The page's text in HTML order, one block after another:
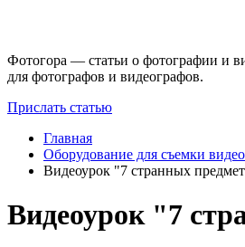
Фотогора — статьи о фотографии и
для фотографов и видеографов.
Прислать статью
Главная
Оборудование для съемки видео
Видеоурок "7 странных
Видеоурок "7